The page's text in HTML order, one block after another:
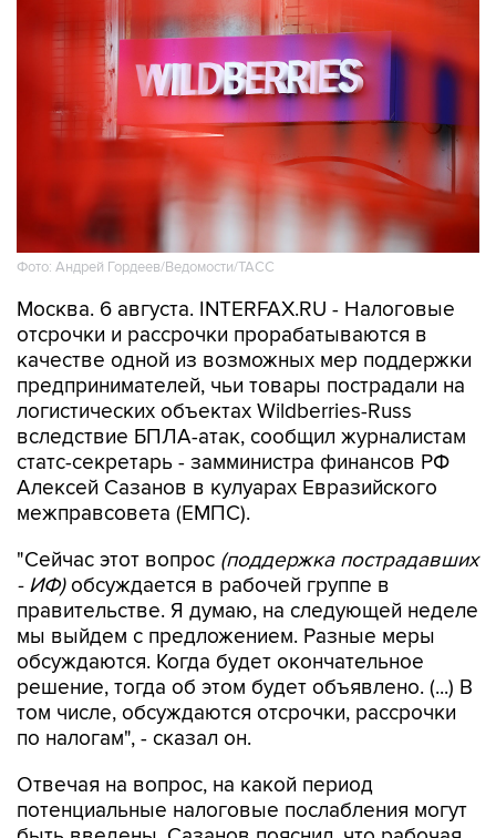
Фото: Андрей Гордеев/Ведомости/ТАСС
Москва. 6 августа. INTERFAX.RU - Налоговые
отсрочки и рассрочки прорабатываются в
качестве одной из возможных мер поддержки
предпринимателей, чьи товары пострадали на
логистических объектах Wildberries-Russ
вследствие БПЛА-атак, сообщил журналистам
статс-секретарь - замминистра финансов РФ
Алексей Сазанов в кулуарах Евразийского
межправсовета (ЕМПС).
"Сейчас этот вопрос (поддержка пострадавших
- ИФ)обсуждается в рабочей группе в
правительстве. Я думаю, на следующей неделе
мы выйдем с предложением. Разные меры
обсуждаются. Когда будет окончательное
решение, тогда об этом будет объявлено. (...) В
том числе, обсуждаются отсрочки, рассрочки
по налогам", - сказал он.
Отвечая на вопрос, на какой период
потенциальные налоговые послабления могут